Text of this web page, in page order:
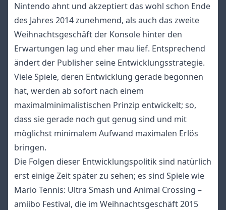
Nintendo ahnt und akzeptiert das wohl schon Ende
des Jahres 2014 zunehmend, als auch das zweite
Weihnachtsgeschäft der Konsole hinter den
Erwartungen lag und eher mau lief. Entsprechend
ändert der Publisher seine Entwicklungsstrategie.
Viele Spiele, deren Entwicklung gerade begonnen
hat, werden ab sofort nach einem
maximalminimalistischen Prinzip entwickelt; so,
dass sie gerade noch gut genug sind und mit
möglichst minimalem Aufwand maximalen Erlös
bringen.
Die Folgen dieser Entwicklungspolitik sind natürlich
erst einige Zeit später zu sehen; es sind Spiele wie
Mario Tennis: Ultra Smash und Animal Crossing –
amiibo Festival, die im Weihnachtsgeschäft 2015